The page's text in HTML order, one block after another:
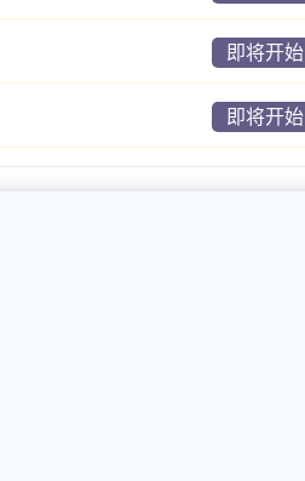
即将开始
即将开始